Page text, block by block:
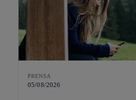
PRENSA
05/08/2026